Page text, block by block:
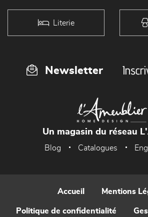
Literie
Newsletter
Un magasin du réseau
Blog Catalogues
Accueil Mentions
Politique de confidentialité